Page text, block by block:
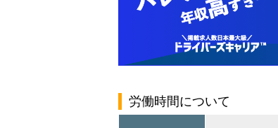
労働時間について